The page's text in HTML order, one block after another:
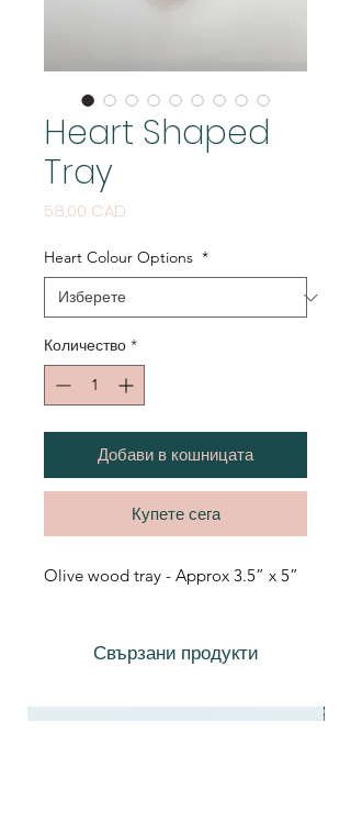
Heart Shaped
Tray
58,00 CAD
Heart Colour Options *
Количество *
Добави в кошницата
Купете сега
Olive wood tray - Approx 3.5” x 5”
Свързани продукти